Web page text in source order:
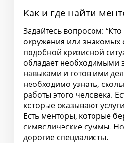
Как и где найти
Задайтесь вопросом:
окружения или знакомых
подобной кризисной
обладает необходимыми
навыками и готов ими
необходимо узнать,
работы этого человека.
которые оказывают
Есть менторы, которые
символические суммы.
дорогие специалисты.